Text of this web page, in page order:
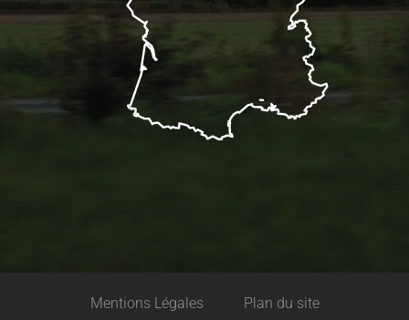
Mentions Légales Plan du site